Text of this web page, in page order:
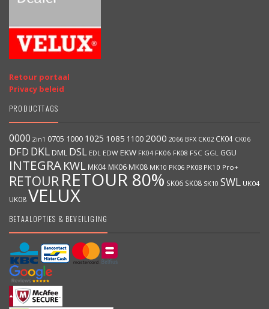
Retour portaal
Privacy beleid
PRODUCTTAGS
0000 2in1 0705 1000 1025 1085 1100 2000 2066 BFX CK02 CK04 CK06
DFD DKL DML DSL EDL EDW EKW FK04 FK06 FK08 FSC GGL GGU
INTEGRA KWL MK04 MK06 MK08 MK10 PK06 PK08 PK10 Pro+
RETOUR RETOUR 80% SK06 SK08 SK10 SWL UK04
UK08VELUX
BETAALOPTIES & BEVEILIGING